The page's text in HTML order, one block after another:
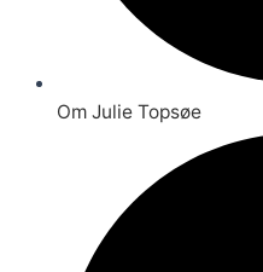
Om Julie Topsøe